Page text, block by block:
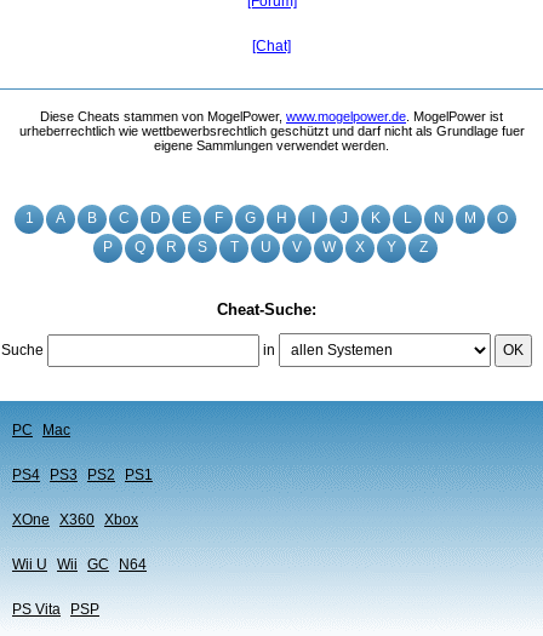
1 A B C D E F G H J K L N M
O
P
Q R S T U V W X Y Z
Cheat-Suche:
Suche in OK
PC Mac
PS4 PS3 PS2 PS1
XOne X360 Xbox
Wii U Wii GC N64
PS Vita PSP
[Chat]
Diese Cheats stammen von MogelPower, www.mogelpower.de . MogelPower ist
urheberrechtlich wie wettbewerbsrechtlich geschützt und darf nicht als Grundlage fuer
eigene Sammlungen verwendet werden.